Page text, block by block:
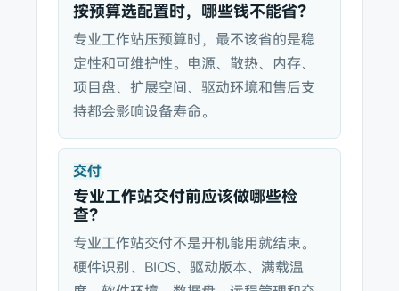
按预算选配置时，哪些钱不能省？
专业工作站压预算时，最不该省的是稳
定性和可维护性。电源、散热、内存、
项目盘、扩展空间、驱动环境和售后支
持都会影响设备寿命。
交付
专业工作站交付前应该做哪些检
查？
专业工作站交付不是开机能用就结束。
硬件识别、BIOS、驱动版本、满载温